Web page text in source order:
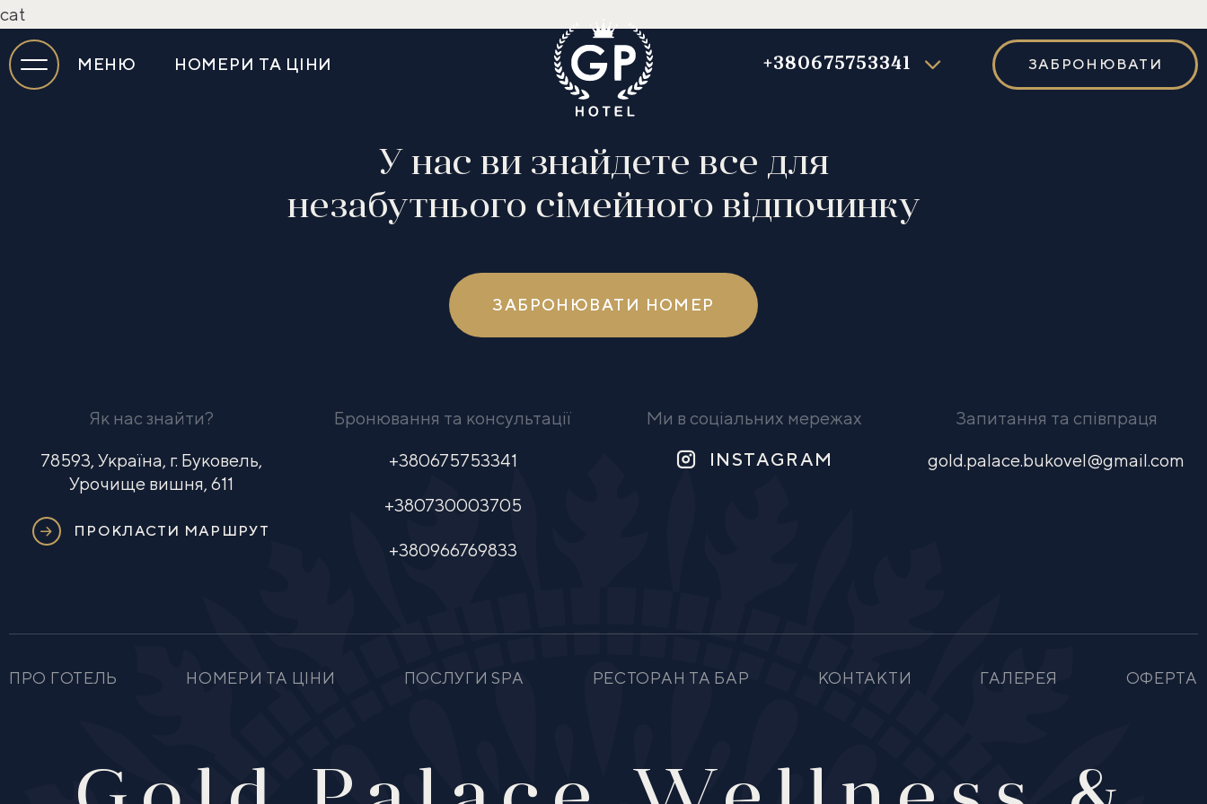
МЕНЮ НОМЕРИ ТА ЦІНИ +380675753341 ЗАБРОНЮВАТИ
cat
У нас ви знайдете все для
незабутнього сімейного відпочинку
ЗАБРОНЮВАТИ НОМЕР
Як нас знайти?
78593, Україна, г. Буковель,
Урочище вишня, 611
ПРОКЛАСТИ МАРШРУТ
Бронювання та консультації
+380675753341
+380730003705
+380966769833
Ми в соціальних мережах
INSTAGRAM
Запитання та співпраця
gold.palace.bukovel@gmail.com
ПРО ГОТЕЛЬ НОМЕРИ ТА ЦІНИ ПОСЛУГИ SPA РЕСТОРАН ТА БАР КОНТАКТИ ГАЛЕРЕЯ ОФЕРТА